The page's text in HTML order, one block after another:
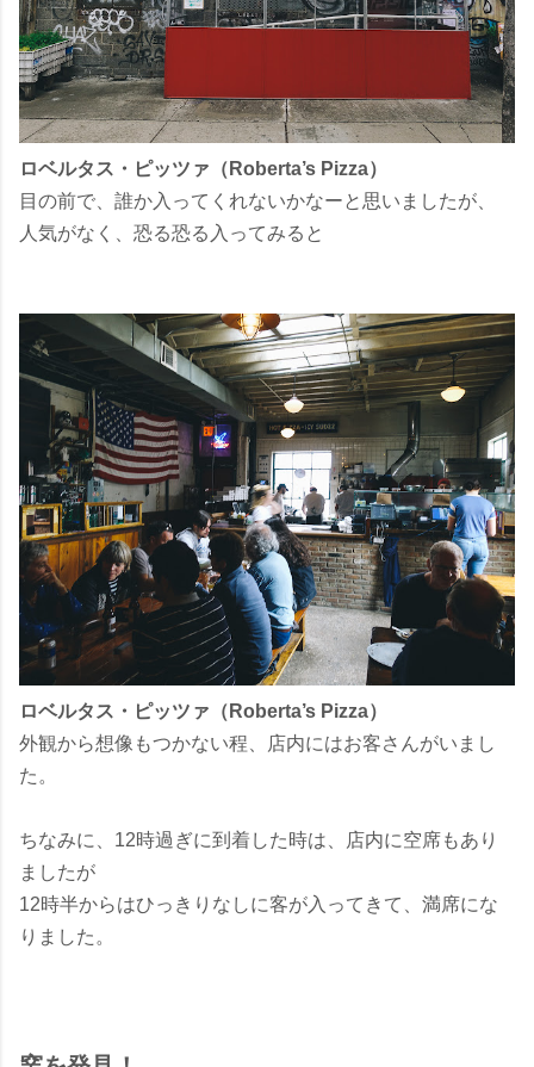
ロベルタス・ピッツァ（Roberta’s Pizza）
目の前で、誰か入ってくれないかなーと思いましたが、
人気がなく、恐る恐る入ってみると
ロベルタス・ピッツァ（Roberta’s Pizza）
外観から想像もつかない程、店内にはお客さんがいまし
た。
ちなみに、12時過ぎに到着した時は、店内に空席もあり
ましたが
12時半からはひっきりなしに客が入ってきて、満席にな
りました。